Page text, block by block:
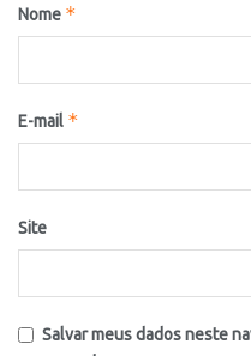
Nome *
E-mail *
Site
Salvar meus dados neste